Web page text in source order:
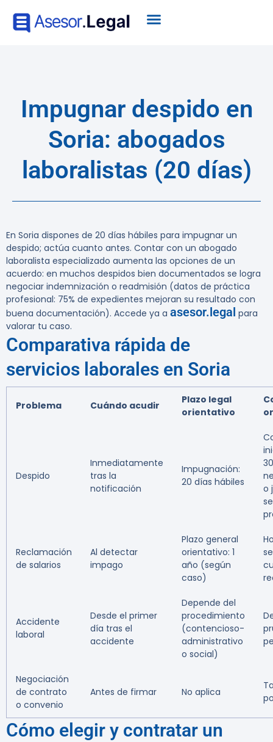
Impugnar despido en
Soria: abogados
laboralistas (20 días)
En Soria dispones de 20 días hábiles para impugnar un
despido; actúa cuanto antes. Contar con un abogado
laboralista especializado aumenta las opciones de un
acuerdo: en muchos despidos bien documentados se logra
negociar indemnización o readmisión (datos de práctica
profesional: 75% de expedientes mejoran su resultado con
buena documentación). Accede ya a asesor.legal para
valorar tu caso.
Comparativa rápida de
servicios laborales en Soria
Problema Cuándo acudir
Plazo legal
orientativo
Despido
Inmediatamente
tras la
notificación
Impugnación:
20 días hábiles
o
Reclamación
de salarios
Al detectar
impago
Plazo general
orientativo: 1
año (según
caso)
Accidente
laboral
Desde el primer
día tras el
accidente
Depende del
procedimiento
(contencioso-
administrativo
o social)
Negociación
de contrato
o convenio
Antes de firmar No aplica
Cómo elegir y contratar un